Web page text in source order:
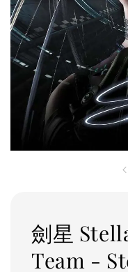
劍星
Team -